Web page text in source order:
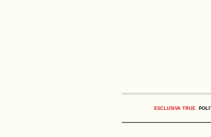
ESCLUSIVA TRUE